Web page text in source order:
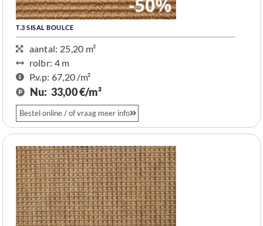
T.3 SISAL BOULCE
aantal: 25,20 m²
rolbr: 4 m​
P.v.p: 67,20 /m²
Nu: 33,00 €/m²
Bestel online / of vraag meer info